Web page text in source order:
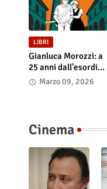
LIBRI
Gianluca Morozzi: a
25 anni dall’esordio
esce l’edizione
nei principali store
digitali
Marzo 09, 2026
Cinema